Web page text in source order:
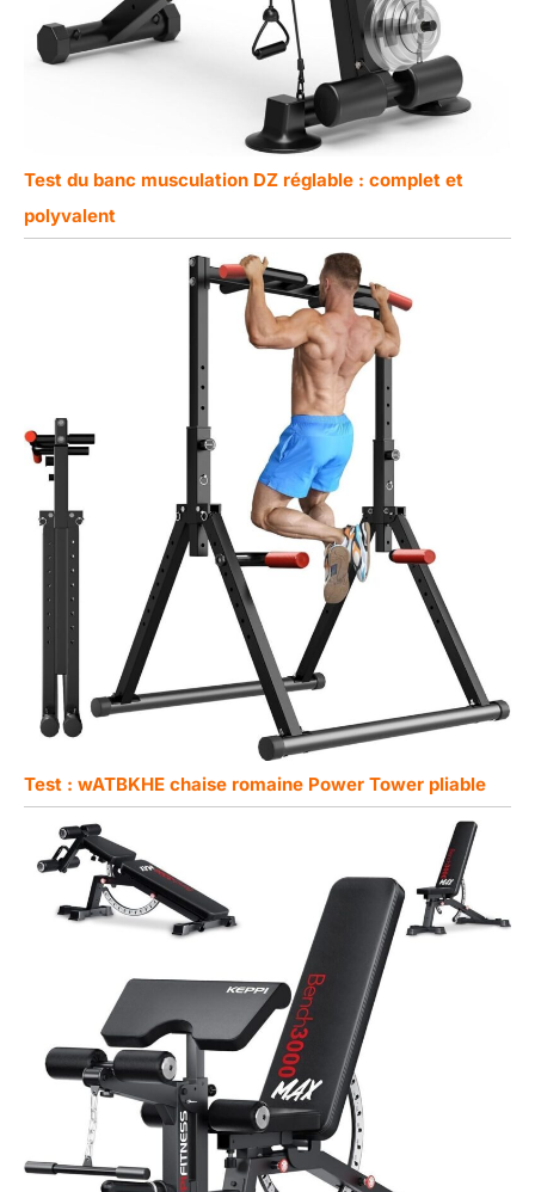
Test du banc musculation DZ réglable : complet et
polyvalent
Test : wATBKHE chaise romaine Power Tower pliable